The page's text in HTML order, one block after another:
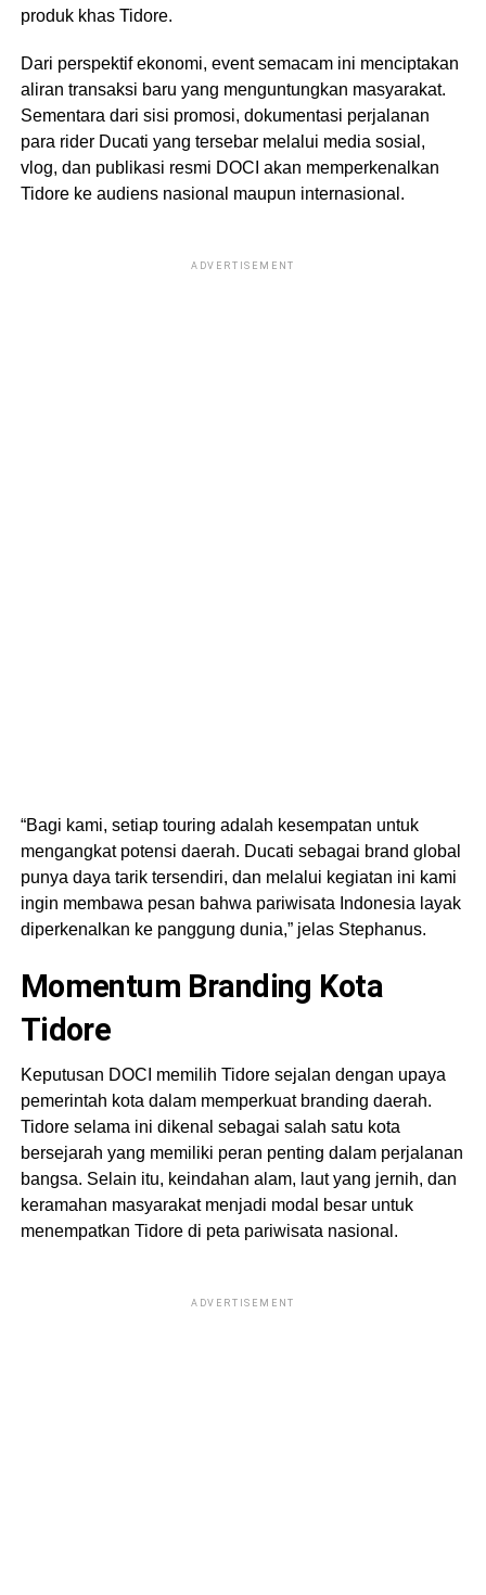
produk khas Tidore.
Dari perspektif ekonomi, event semacam ini menciptakan
aliran transaksi baru yang menguntungkan masyarakat.
Sementara dari sisi promosi, dokumentasi perjalanan
para rider Ducati yang tersebar melalui media sosial,
vlog, dan publikasi resmi DOCI akan memperkenalkan
Tidore ke audiens nasional maupun internasional.
ADVERTISEMENT
“Bagi kami, setiap touring adalah kesempatan untuk
mengangkat potensi daerah. Ducati sebagai brand global
punya daya tarik tersendiri, dan melalui kegiatan ini kami
ingin membawa pesan bahwa pariwisata Indonesia layak
diperkenalkan ke panggung dunia,” jelas Stephanus.
Momentum Branding Kota
Tidore
Keputusan DOCI memilih Tidore sejalan dengan upaya
pemerintah kota dalam memperkuat branding daerah.
Tidore selama ini dikenal sebagai salah satu kota
bersejarah yang memiliki peran penting dalam perjalanan
bangsa. Selain itu, keindahan alam, laut yang jernih, dan
keramahan masyarakat menjadi modal besar untuk
menempatkan Tidore di peta pariwisata nasional.
ADVERTISEMENT